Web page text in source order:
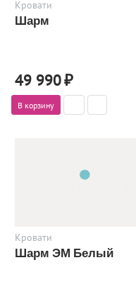
Кровати
Шарм
49 990₽
В корзину
Кровати
Шарм ЭМ Белый